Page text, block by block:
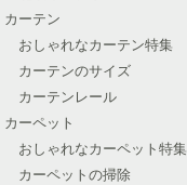
カーテン
おしゃれなカーテン特集
カーテンのサイズ
カーテンレール
カーペット
おしゃれなカーペット特集
カーペットの掃除